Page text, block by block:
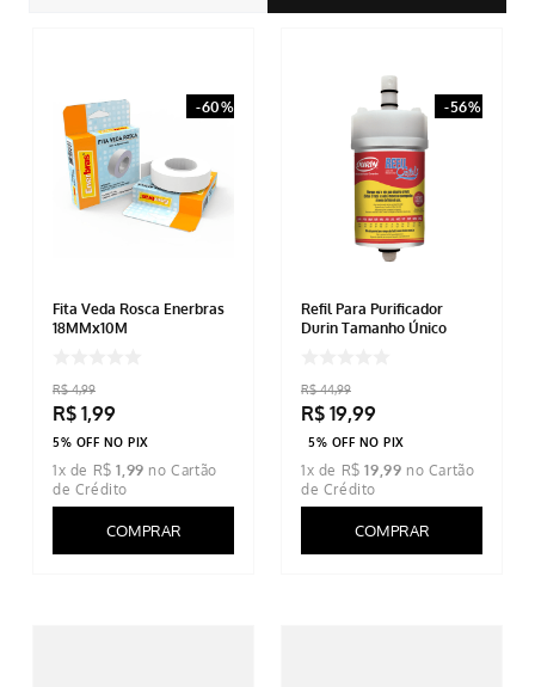
-60%
Fita Veda Rosca Enerbras
18MMx10M
R$ 4,99
R$ 1,99
5% OFF NO PIX
1x de R$ 1,99
COMPRAR
-56%
Refil Para Purificador
Durin Tamanho Único
R$ 44,99
R$ 19,99
5% OFF NO PIX
1x de R$ 19,99
COMPRAR